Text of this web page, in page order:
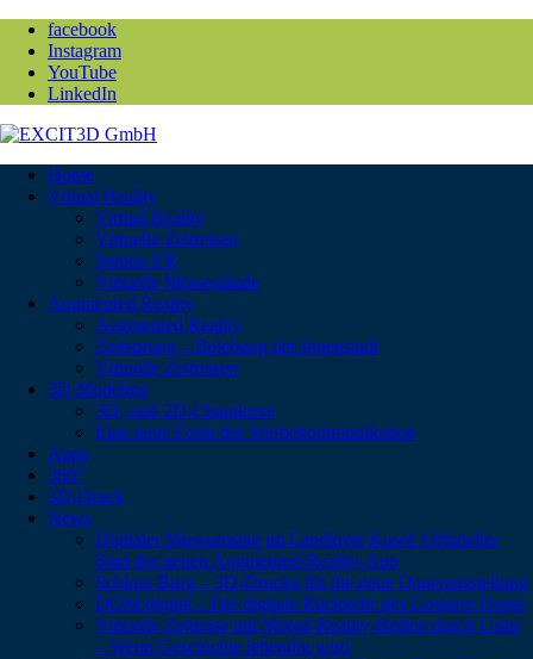
facebook
Instagram
YouTube
LinkedIn
Home
Virtual Reality
Virtual Reality
Virtuelle Zeitreisen
Senior-VR
Virtuelle Messestände
Augmented Reality
Augmented Reality
Zeitsprung – Belebung der Innenstadt
Virtuelle Zeitreisen
3D Modeling
3D- und 2D-Charaktere
Eine neue Form der Werbekommunikation
Apps
360°
3D-Druck
News
Digitaler Museumstag im Landkreis Kusel: Offizieller
Start der neuen Augmented-Reality-App
Schloss Burg – 3D-Drucke für die neue Dauerausstellung
DOM:digital – Die digitale Rückkehr des Goslarer Doms
Virtuelle Zeitreise mit Mixed-Reality-Brillen durch Uslar
– Wenn Geschichte lebendig wird